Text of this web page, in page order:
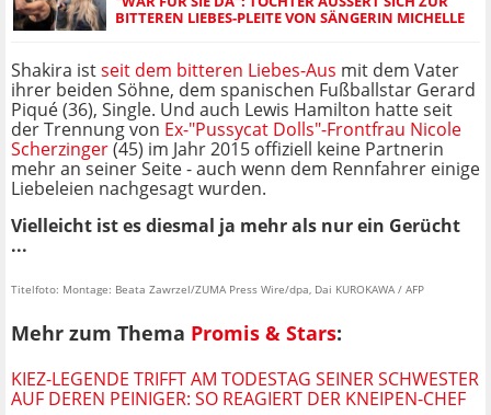
ITTEREN LIEBES-PLEITE VON SÄNGERIN MICHELLE
Shakira istseit dem bitteren Liebes-Aus mit dem Vater
ihrer beiden Söhne, dem spanischen Fußballstar Gerard
Piqué (36), Single. Und auch Lewis Hamilton hatte seit
der Trennung von Ex-"Pussycat Dolls"-Frontfrau Nicole
Scherzinger(45) im Jahr 2015 offiziell keine Partnerin
mehr an seiner Seite - auch wenn dem Rennfahrer einige
Liebeleien nachgesagt wurden.
Vielleicht ist es diesmal ja mehr als nur ein Gerücht
...
Titelfoto: Montage: Beata Zawrzel/ZUMA Press Wire/dpa, Dai KUROKAWA / AFP
Mehr zum Thema Promis & Stars:
KIEZ-LEGENDE TRIFFT AM TODESTAG SEINER SCHWESTER
AUF DEREN PEINIGER: SO REAGIERT DER KNEIPEN-CHEF